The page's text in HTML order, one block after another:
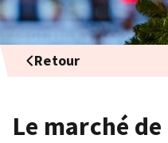
Retour
Le marché